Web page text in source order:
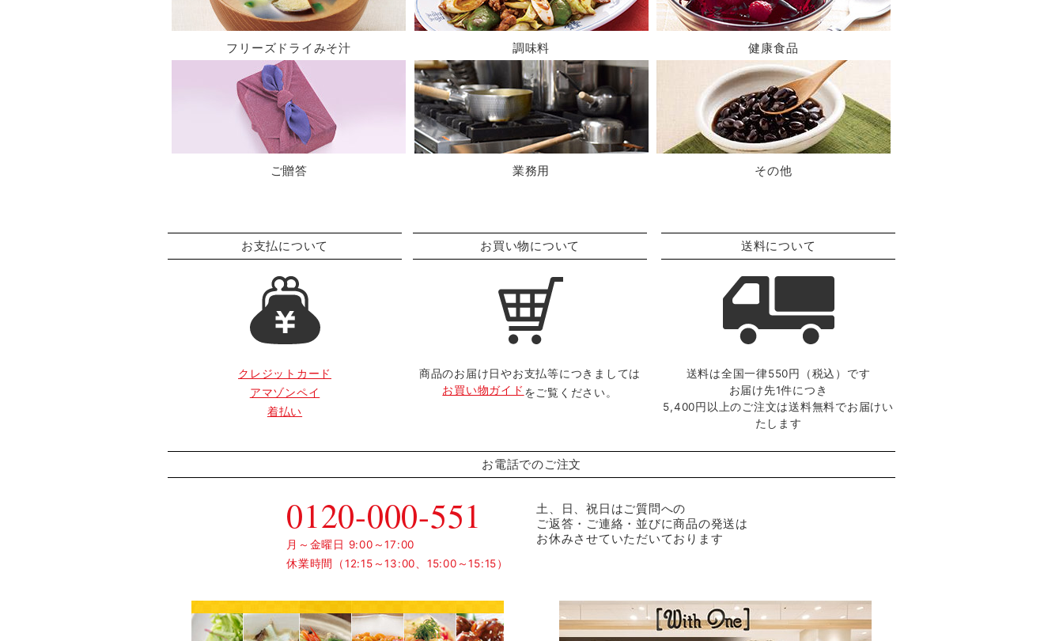
フリーズドライみそ汁 調味料 健康食品
ご贈答 業務用 その他
お支払について
クレジットカード
アマゾンペイ
着払い
お買い物について
商品のお届け日やお支払等につきましては
お買い物ガイドをご覧ください。
送料について
送料は全国一律550円（税込）です
お届け先1件につき
5,400円以上のご注文は送料無料でお届けい
たします
お電話でのご注文
0120-000-551
月～金曜日 9:00～17:00
休業時間（12:15～13:00、15:00～15:15）
土、日、祝日はご質問への
ご返答・ご連絡・並びに商品の発送は
お休みさせていただいております